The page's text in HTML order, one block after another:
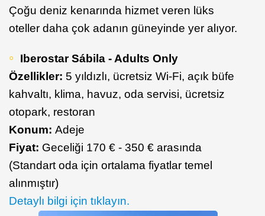
Çoğu deniz kenarında hizmet veren lüks
oteller daha çok adanın güneyinde yer alıyor.
Iberostar Sábila - Adults Only
Özellikler: 5 yıldızlı, ücretsiz Wi-Fi, açık büfe
kahvaltı, klima, havuz, oda servisi, ücretsiz
otopark, restoran
Konum: Adeje
Fiyat: Geceliği 170 € - 350 € arasında
(Standart oda için ortalama fiyatlar temel
alınmıştır)
Detaylı bilgi için tıklayın.